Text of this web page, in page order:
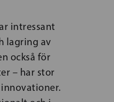
intressant
lagring av
också för
– har stor